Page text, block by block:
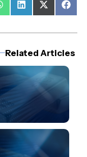
Share
on
Share
on
(Twitter)
Share
on
Related Articles